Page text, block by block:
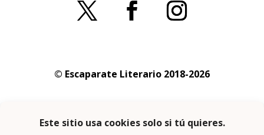
© Escaparate Literario 2018-2026
privacidad